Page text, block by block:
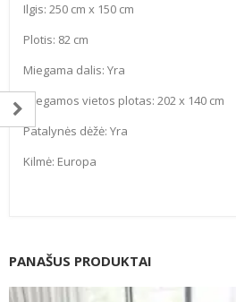
Ilgis: 250 cm x 150 cm
Plotis: 82 cm
Miegama dalis: Yra
Miegamos vietos plotas: 202 x 140 cm
Patalynės dėžė: Yra
Kilmė: Europa
PANAŠUS PRODUKTAI